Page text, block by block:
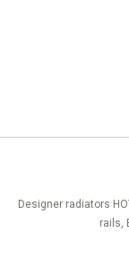
Designer radiators
rails,